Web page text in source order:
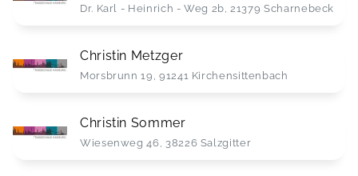
Dr. Karl - Heinrich - Weg 2b, 21379 Scharnebeck
Christin Metzger
Morsbrunn 19, 91241 Kirchensittenbach
Christin Sommer
Wiesenweg 46, 38226 Salzgitter